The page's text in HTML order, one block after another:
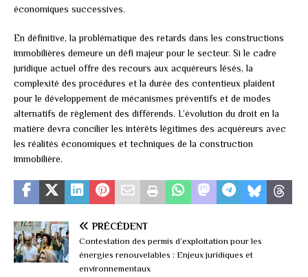
économiques successives.
En définitive, la problématique des retards dans les constructions
immobilières demeure un défi majeur pour le secteur. Si le cadre
juridique actuel offre des recours aux acquéreurs lésés, la
complexité des procédures et la durée des contentieux plaident
pour le développement de mécanismes préventifs et de modes
alternatifs de règlement des différends. L’évolution du droit en la
matière devra concilier les intérêts légitimes des acquéreurs avec
les réalités économiques et techniques de la construction
immobilière.
PRÉCÉDENT
Contestation des permis d’exploitation pour les
énergies renouvelables : Enjeux juridiques et
environnementaux